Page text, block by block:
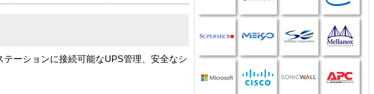
ーションに接続可能なUPS管理、安全なシ